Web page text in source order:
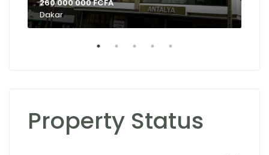
260 000 000 FCFA
Dakar
Property Status